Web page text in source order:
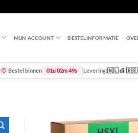
MIJN ACCOUNT BESTELINFORMATIE
Bestel binnen 01u 02m 48s Levering:🇳🇱 di/🇧🇪